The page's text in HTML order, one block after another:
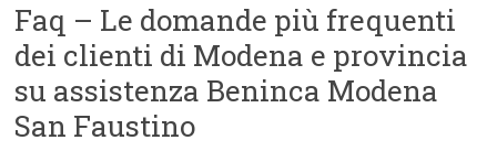
Faq – Le domande più frequenti
dei clienti di Modena e provincia
su assistenza Beninca Modena
San Faustino